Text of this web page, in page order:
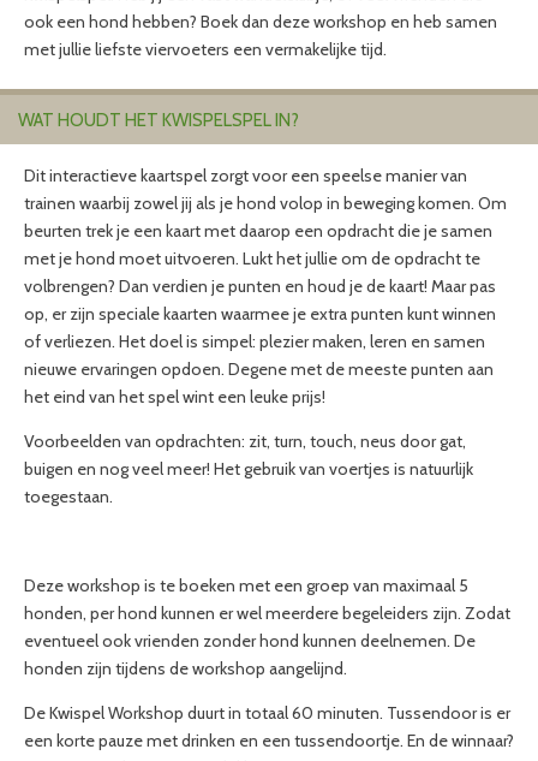
ook een hond hebben? Boek dan deze workshop en heb samen
met jullie liefste viervoeters een vermakelijke tijd.
WAT HOUDT HET KWISPELSPEL IN?
Dit interactieve kaartspel zorgt voor een speelse manier van
trainen waarbij zowel jij als je hond volop in beweging komen. Om
beurten trek je een kaart met daarop een opdracht die je samen
met je hond moet uitvoeren. Lukt het jullie om de opdracht te
volbrengen? Dan verdien je punten en houd je de kaart! Maar pas
op, er zijn speciale kaarten waarmee je extra punten kunt winnen
of verliezen. Het doel is simpel: plezier maken, leren en samen
nieuwe ervaringen opdoen. Degene met de meeste punten aan
het eind van het spel wint een leuke prijs!
Voorbeelden van opdrachten: zit, turn, touch, neus door gat,
buigen en nog veel meer! Het gebruik van voertjes is natuurlijk
toegestaan.
Deze workshop is te boeken met een groep van maximaal 5
honden, per hond kunnen er wel meerdere begeleiders zijn. Zodat
eventueel ook vrienden zonder hond kunnen deelnemen. De
honden zijn tijdens de workshop aangelijnd.
De Kwispel Workshop duurt in totaal 60 minuten. Tussendoor is er
een korte pauze met drinken en een tussendoortje. En de winnaar?